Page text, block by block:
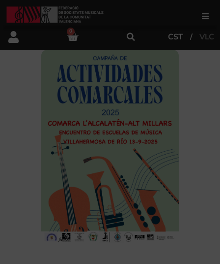
FSMCV
Áreas de gestión
Área educativa
Área artística
0
CST VLC